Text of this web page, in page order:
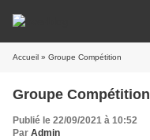
Accueil » Groupe Compétition
Groupe Compétition
Publié le 22/09/2021 à 10:52
Par Admin